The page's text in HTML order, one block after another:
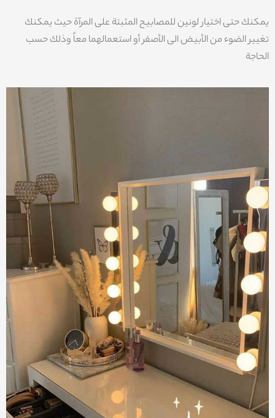
يمكنك حتى اختيار لونين للمصابيح المثبتة على المرآة حيث يمكنك
تغيير الضوء من الأبيض الى الأصفر أو استعمالهما معاً وذلك حسب
الحاجة